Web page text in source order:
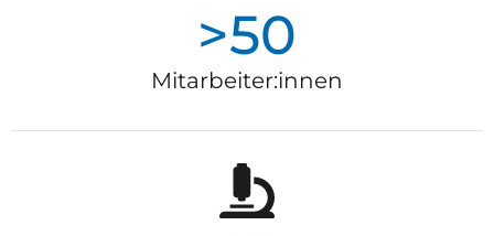
>50
Mitarbeiter:innen